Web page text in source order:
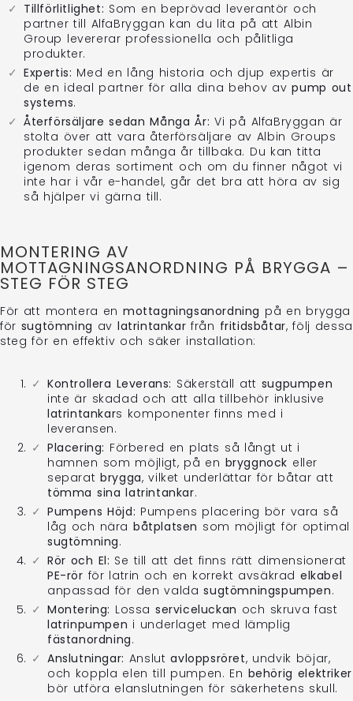
Tillförlitlighet: Som en beprövad leverantör och
partner till AlfaBryggan kan du lita på att Albin
Group levererar professionella och pålitliga
produkter.
Expertis: Med en lång historia och djup expertis är
de en ideal partner för alla dina behov avpump out
systems.
Återförsäljare sedan Många År: Vi på AlfaBryggan är
stolta över att vara återförsäljare av Albin Groups
produkter sedan många år tillbaka. Du kan titta
igenom deras sortiment och om du finner något vi
inte har i vår e-handel, går det bra att höra av sig
så hjälper vi gärna till.
MONTERING AV
MOTTAGNINGSANORDNING PÅ BRYGGA –
STEG FÖR STEG
För att montera en mottagningsanordning på en brygga
för sugtömning avlatrintankar från fritidsbåtar, följ dessa
steg för en effektiv och säker installation:
Kontrollera Leverans: Säkerställ att sugpumpen
inte är skadad och att alla tillbehör inklusive
latrintankars komponenter finns med i
leveransen.
Placering: Förbered en plats så långt ut i
hamnen som möjligt, på en bryggnock eller
separatbrygga, vilket underlättar för båtar att
tömma sina latrintankar.
Pumpens Höjd: Pumpens placering bör vara så
låg och nära båtplatsen som möjligt för optimal
sugtömning.
Rör och El: Se till att det finns rätt dimensionerat
PE-rör för latrin och en korrekt avsäkradelkabel
anpassad för den valdasugtömningspumpen.
Montering: Lossa serviceluckan och skruva fast
latrinpumpen i underlaget med lämplig
fästanordning.
Anslutningar: Anslutavloppsröret, undvik böjar,
och koppla elen till pumpen. En behörig elektriker
bör utföra elanslutningen för säkerhetens skull.